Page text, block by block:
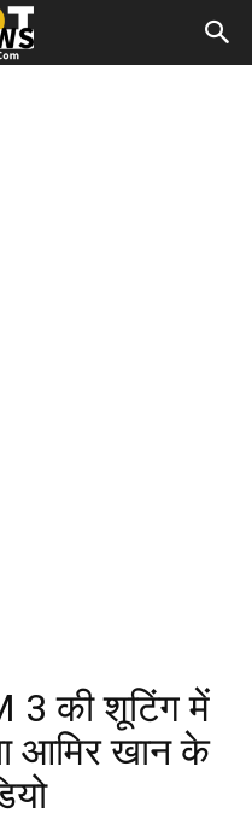
3 की शूटिंग में
आमिर खान के